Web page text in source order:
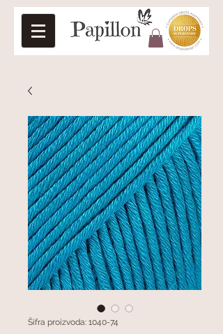
Šifra proizvoda: 1040-74